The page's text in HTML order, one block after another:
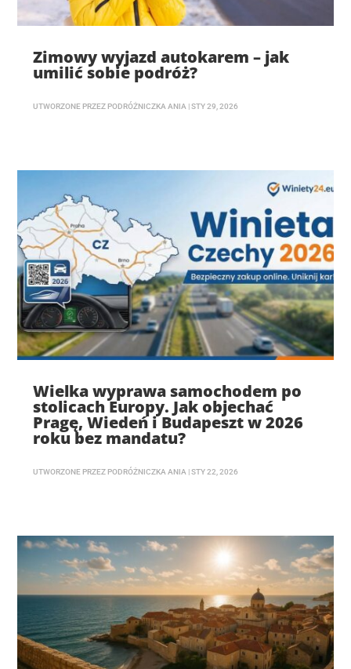
Zimowy wyjazd autokarem – jak
umilić sobie podróż?
UTWORZONE PRZEZ PODRÓŻNICZKA ANIA |STY 29, 2026
Wielka wyprawa samochodem po
stolicach Europy. Jak objechać
Pragę, Wiedeń i Budapeszt w 2026
roku bez mandatu?
UTWORZONE PRZEZ PODRÓŻNICZKA ANIA |STY 22, 2026